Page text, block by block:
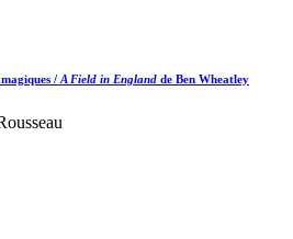
/ A Field in England de Ben Wheatley